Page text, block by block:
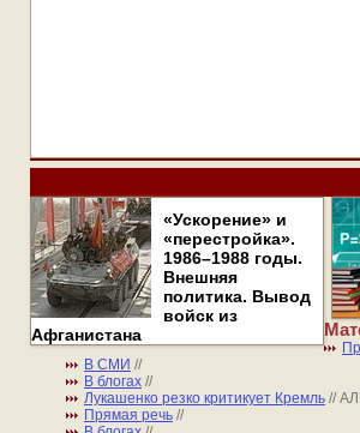
«Ускорение» и
«перестройка».
1986–1988 годы.
Внешняя
политика. Вывод
войск из
Афганистана
В СМИ //
В блогах //
Лукашенко резко критикует Кремль //
Прямая речь //